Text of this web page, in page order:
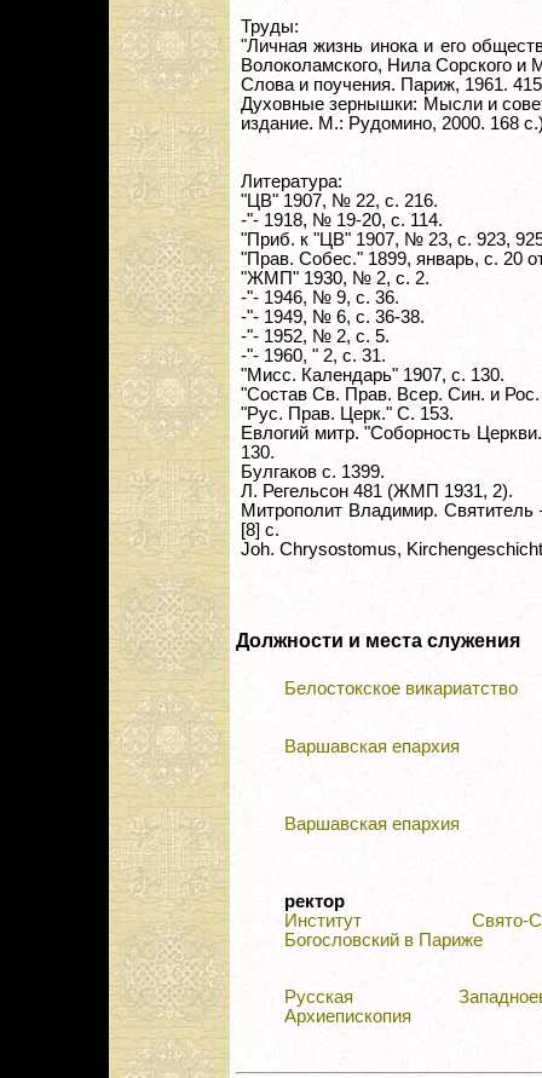
Труды:
"Личная жизнь инока и его
Волоколамского, Нила Сорского и
Слова и поучения. Париж, 1961.
Духовные зернышки: Мысли и
издание. М.: Рудомино, 2000. 168
Литература:
"ЦВ" 1907, № 22, с. 216.
-"- 1918, № 19-20, с. 114.
"Приб. к "ЦВ" 1907, № 23, с. 923,
"Прав. Собес." 1899, январь, с. 20
"ЖМП" 1930, № 2, с. 2.
-"- 1946, № 9, с. 36.
-"- 1949, № 6, с. 36-38.
-"- 1952, № 2, с. 5.
-"- 1960, " 2, с. 31.
"Мисс. Календарь" 1907, с. 130.
"Состав Св. Прав. Всер. Син. и
"Рус. Прав. Церк." С. 153.
Евлогий митр. "Соборность
130.
Булгаков с. 1399.
Л. Регельсон 481 (ЖМП 1931, 2).
Митрополит Владимир.
[8] с.
Joh. Chrysostomus,
Должности и места служения
Белостокское викариатство
Варшавская епархия
Варшавская епархия
ректор
Институт Свято-
Богословский в Париже
Русская
Архиепископия